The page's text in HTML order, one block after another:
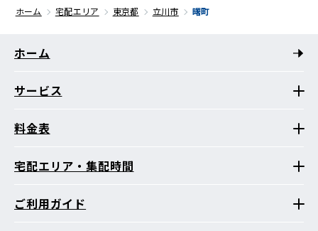
ホーム 宅配エリア 東京都 立川市 曙町
ホーム
サービス
料金表
宅配エリア・集配時間
ご利用ガイド